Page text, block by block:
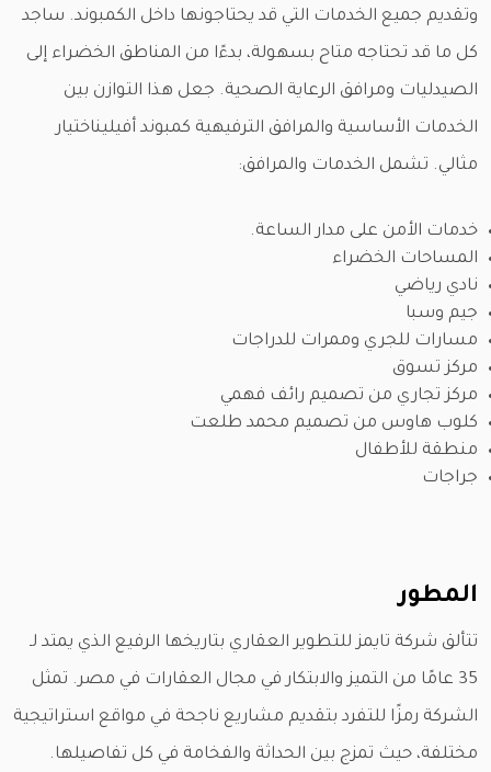
وتقديم جميع الخدمات التي قد يحتاجونها داخل الكمبوند. ساجد
كل ما قد تحتاجه متاح بسهولة، بدءًا من المناطق الخضراء إلى
الصيدليات ومرافق الرعاية الصحية. جعل هذا التوازن بين
الخدمات الأساسية والمرافق الترفيهية كمبوند أفيليناختيار
مثالي. تشمل الخدمات والمرافق:
خدمات الأمن على مدار الساعة.
المساحات الخضراء
نادي رياضي
جيم وسبا
مسارات للجري وممرات للدراجات
مركز تسوق
مركز تجاري من تصميم رائف فهمي
كلوب هاوس من تصميم محمد طلعت
منطقة للأطفال
جراجات
المطور
تتألق شركة تايمز للتطوير العقاري بتاريخها الرفيع الذي يمتد لـ
35 عامًا من التميز والابتكار في مجال العقارات في مصر. تمثل
الشركة رمزًا للتفرد بتقديم مشاريع ناجحة في مواقع استراتيجية
مختلفة، حيث تمزج بين الحداثة والفخامة في كل تفاصيلها.